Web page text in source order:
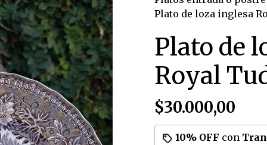
Plato de loza inglesa
Plato de
Royal
$30.000,00
10% OFF con